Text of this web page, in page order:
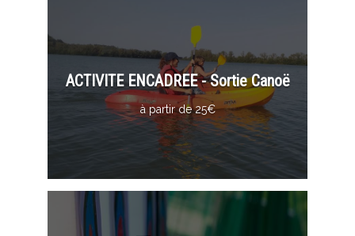
ACTIVITE ENCADREE - Sortie Canoë
à partir de 25€